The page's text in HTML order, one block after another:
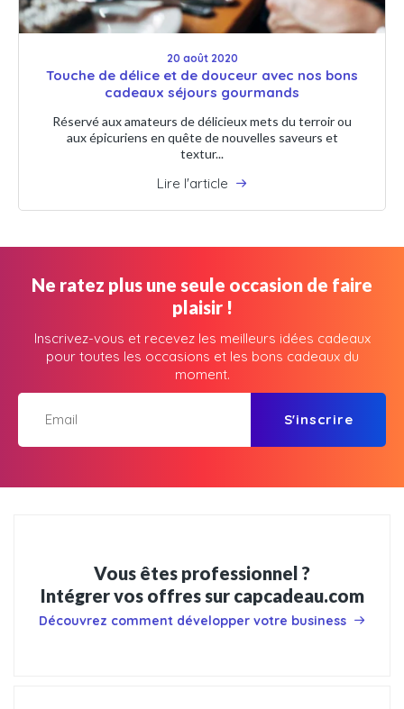
20 août 2020
Touche de délice et de douceur avec nos bons
cadeaux séjours gourmands
Réservé aux amateurs de délicieux mets du terroir ou
aux épicuriens en quête de nouvelles saveurs et
textur...
Lire l'article
Ne ratez plus une seule occasion de faire
plaisir !
Inscrivez-vous et recevez les meilleurs idées cadeaux
pour toutes les occasions et les bons cadeaux du
moment.
S'inscrire
Vous êtes professionnel ?
Intégrer vos offres sur capcadeau.com
Découvrez comment développer votre business